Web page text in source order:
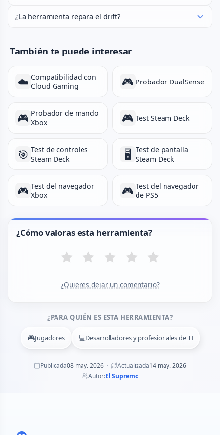
¿La herramienta repara el drift?
También te puede interesar
☁️ Compatibilidad con
Cloud Gaming
🎮 Probador DualSense
🎮 Probador de mando
Xbox
🎮 Test Steam Deck
🎯 Test de controles
Steam Deck
🖥️ Test de pantalla
Steam Deck
🎮 Test del navegador
Xbox
🎮 Test del navegador
de PS5
¿Cómo valoras esta herramienta?
¿Quieres dejar un comentario?
¿PARA QUIÉN ES ESTA HERRAMIENTA?
🎮Jugadores 💻Desarrolladores y profesionales de TI
Publicada08 may. 2026 Actualizada14 may. 2026
Autor:El Supremo